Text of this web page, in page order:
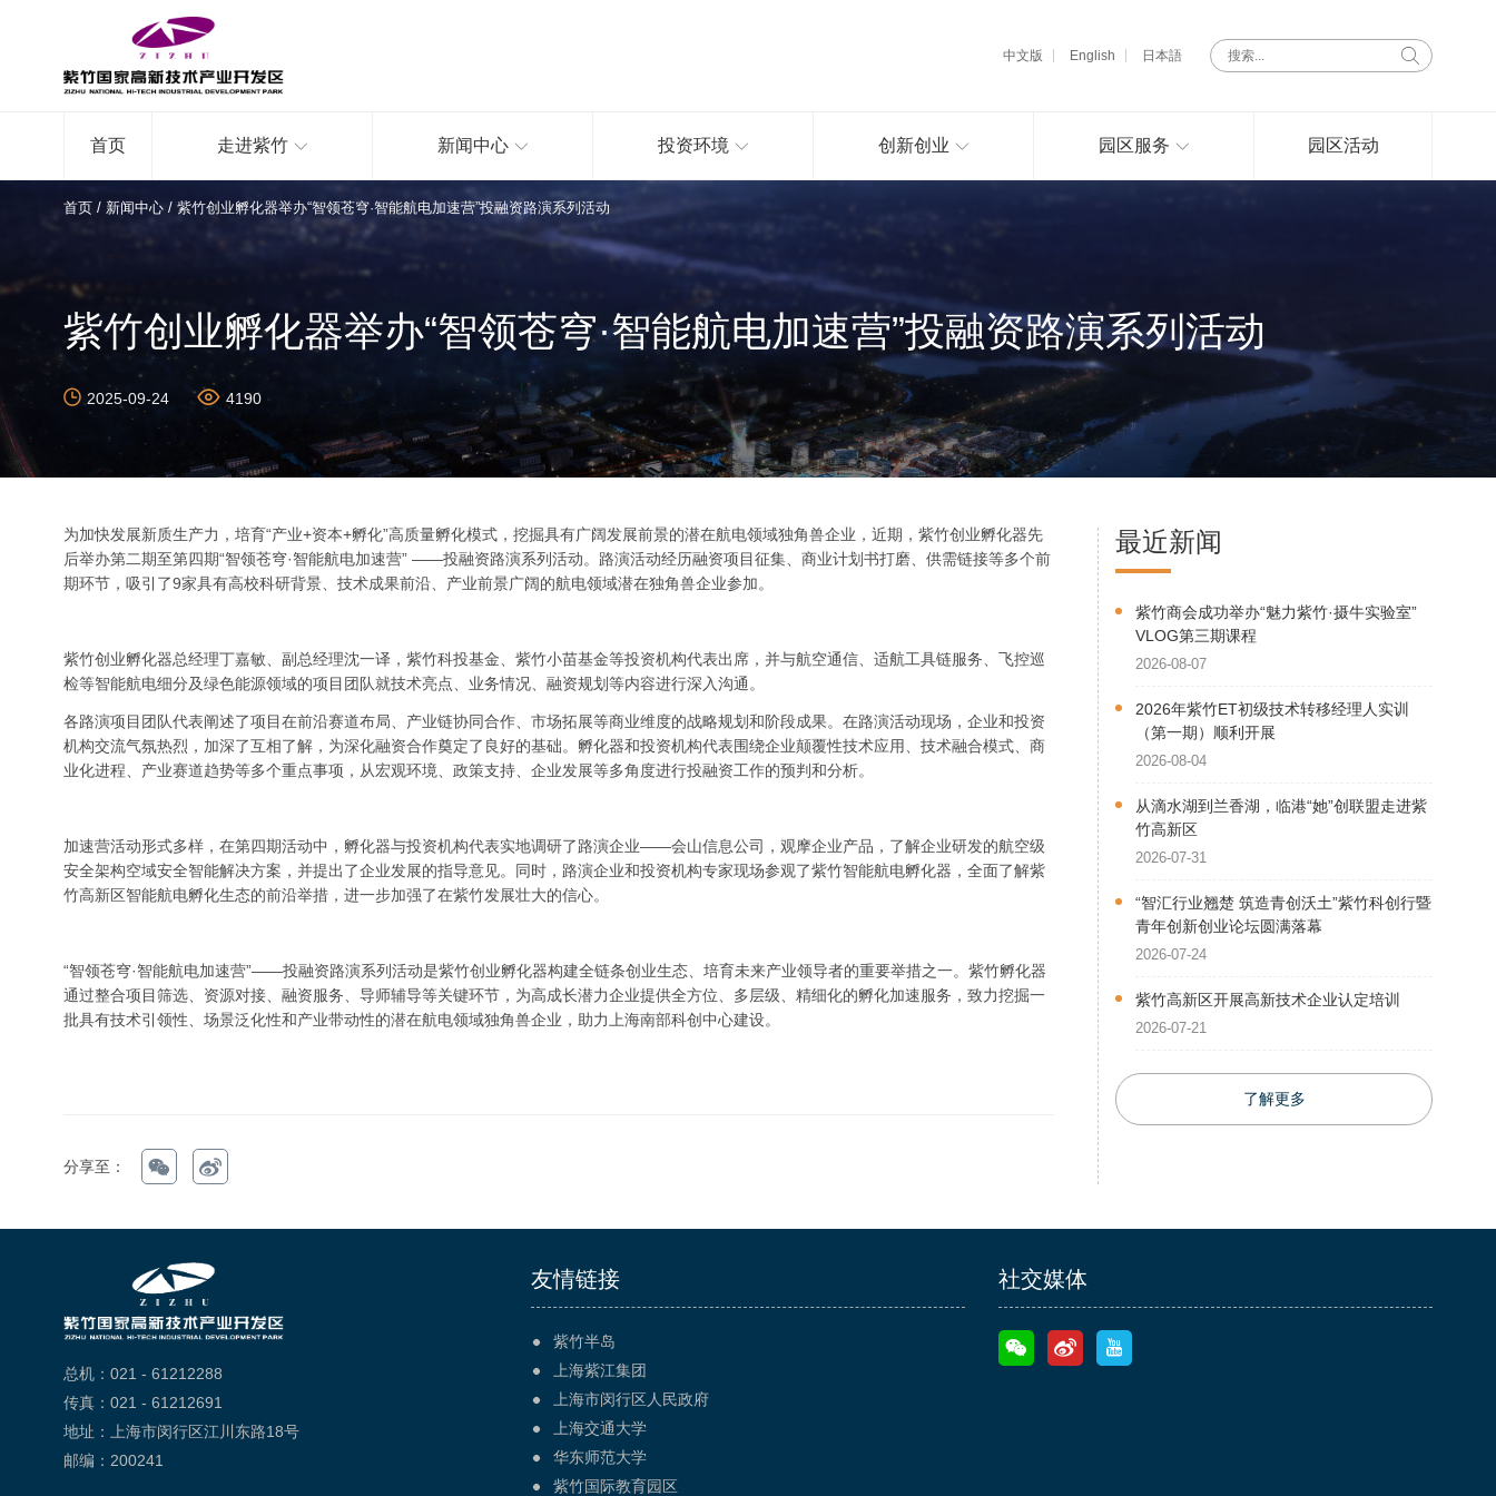
中文版 English 日本語
首页 走进紫竹 新闻中心 投资环境 创新创业 园区服务 园区活动
首页 / 新闻中心 / 紫竹创业孵化器举办“智领苍穹·智能航电加速营”投融资路演系列活动
紫竹创业孵化器举办“智领苍穹·智能航电加速营”投融资路演系列活动
2025-09-24 4190
为加快发展新质生产力，培育“产业+资本+孵化”高质量孵化模式，挖掘具有广阔发展前景的潜在航电领域独角兽企业，近期，紫竹创业孵化器先
后举办第二期至第四期“智领苍穹·智能航电加速营” ——投融资路演系列活动。路演活动经历融资项目征集、商业计划书打磨、供需链接等多个前
期环节，吸引了9家具有高校科研背景、技术成果前沿、产业前景广阔的航电领域潜在独角兽企业参加。
紫竹创业孵化器总经理丁嘉敏、副总经理沈一译，紫竹科投基金、紫竹小苗基金等投资机构代表出席，并与航空通信、适航工具链服务、飞控巡
检等智能航电细分及绿色能源领域的项目团队就技术亮点、业务情况、融资规划等内容进行深入沟通。
各路演项目团队代表阐述了项目在前沿赛道布局、产业链协同合作、市场拓展等商业维度的战略规划和阶段成果。在路演活动现场，企业和投资
机构交流气氛热烈，加深了互相了解，为深化融资合作奠定了良好的基础。孵化器和投资机构代表围绕企业颠覆性技术应用、技术融合模式、商
业化进程、产业赛道趋势等多个重点事项，从宏观环境、政策支持、企业发展等多角度进行投融资工作的预判和分析。
加速营活动形式多样，在第四期活动中，孵化器与投资机构代表实地调研了路演企业——会山信息公司，观摩企业产品，了解企业研发的航空级
安全架构空域安全智能解决方案，并提出了企业发展的指导意见。同时，路演企业和投资机构专家现场参观了紫竹智能航电孵化器，全面了解紫
竹高新区智能航电孵化生态的前沿举措，进一步加强了在紫竹发展壮大的信心。
“智领苍穹·智能航电加速营”——投融资路演系列活动是紫竹创业孵化器构建全链条创业生态、培育未来产业领导者的重要举措之一。紫竹孵化器
通过整合项目筛选、资源对接、融资服务、导师辅导等关键环节，为高成长潜力企业提供全方位、多层级、精细化的孵化加速服务，致力挖掘一
批具有技术引领性、场景泛化性和产业带动性的潜在航电领域独角兽企业，助力上海南部科创中心建设。
分享至：
最近新闻
紫竹商会成功举办“魅力紫竹·摄牛实验室”
VLOG第三期课程
2026-08-07
2026年紫竹ET初级技术转移经理人实训
（第一期）顺利开展
2026-08-04
从滴水湖到兰香湖，临港“她”创联盟走进紫
竹高新区
2026-07-31
“智汇行业翘楚 筑造青创沃土”紫竹科创行暨
青年创新创业论坛圆满落幕
2026-07-24
紫竹高新区开展高新技术企业认定培训
2026-07-21
了解更多
总机：021 - 61212288
传真：021 - 61212691
地址：上海市闵行区江川东路18号
邮编：200241
友情链接
紫竹半岛
上海紫江集团
上海市闵行区人民政府
上海交通大学
华东师范大学
紫竹国际教育园区
社交媒体